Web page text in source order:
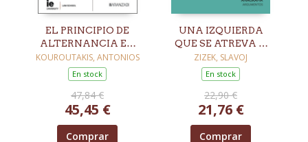
EL PRINCIPIO DE
ALTERNANCIA EN
EL PODER
KOUROUTAKIS, ANTONIOS
En stock
47,84 €
45,45 €
Comprar
UNA IZQUIERDA
QUE SE ATREVA A
DECIR SU NOMBRE
ZIZEK, SLAVOJ
En stock
22,90 €
21,76 €
Comprar